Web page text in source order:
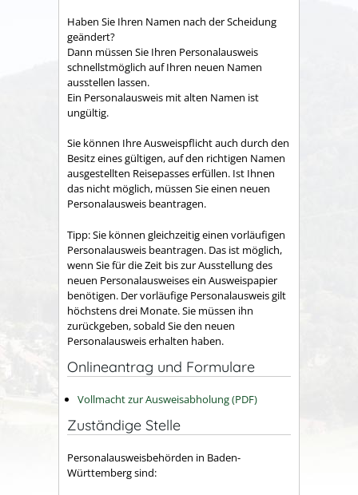
Haben Sie Ihren Namen nach der Scheidung
geändert?
Dann müssen Sie Ihren Personalausweis
schnellstmöglich auf Ihren neuen Namen
ausstellen lassen.
Ein Personalausweis mit alten Namen ist
ungültig.
Sie können Ihre Ausweispflicht auch durch den
Besitz eines gültigen, auf den richtigen Namen
ausgestellten Reisepasses erfüllen. Ist Ihnen
das nicht möglich, müssen Sie einen neuen
Personalausweis beantragen.
Tipp:Sie können gleichzeitig einen vorläufigen
Personalausweis beantragen. Das ist möglich,
wenn Sie für die Zeit bis zur Ausstellung des
neuen Personalausweises ein Ausweispapier
benötigen. Der vorläufige Personalausweis gilt
höchstens drei Monate. Sie müssen ihn
zurückgeben, sobald Sie den neuen
Personalausweis erhalten haben.
Onlineantrag und Formulare
Vollmacht zur Ausweisabholung (PDF)
Zuständige Stelle
Personalausweisbehörden in Baden-
Württemberg sind: